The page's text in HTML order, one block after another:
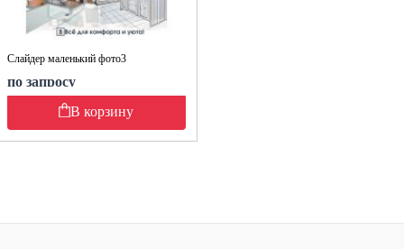
Слайдер маленький фото3
по запросу
В корзину